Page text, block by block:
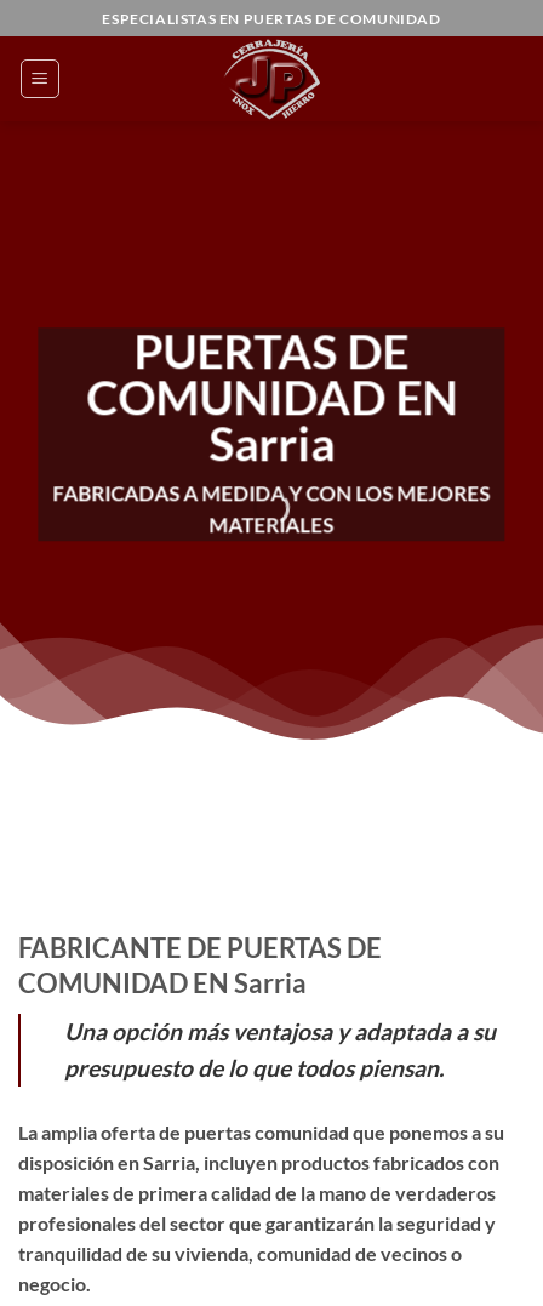
al
contenido
ESPECIALISTAS EN PUERTAS DE COMUNIDAD
PUERTAS DE
COMUNIDAD EN
Sarria
FABRICADAS A MEDIDA Y CON LOS MEJORES
MATERIALES
FABRICANTE DE PUERTAS DE
COMUNIDAD EN Sarria
Una opción más ventajosa y adaptada a su
presupuesto de lo que todos piensan.
La amplia oferta de puertas comunidad que ponemos a su
disposición en Sarria, incluyen productos fabricados con
materiales de primera calidad de la mano de verdaderos
profesionales del sector que garantizarán la seguridad y
tranquilidad de su vivienda, comunidad de vecinos o
negocio.